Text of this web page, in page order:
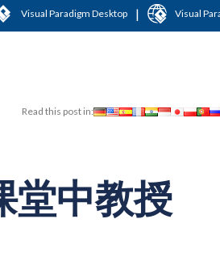
Visual Paradigm Desktop | Visual
Read this post in:
堂中教授